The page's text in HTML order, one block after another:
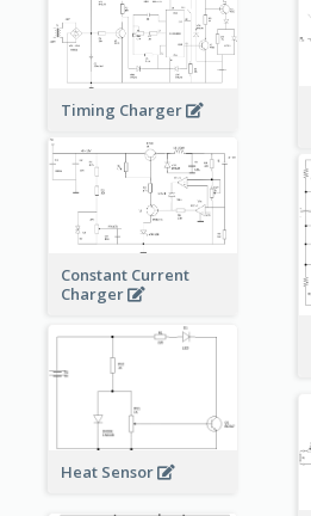
Timing Charger
Constant Current
Charger
Heat Sensor